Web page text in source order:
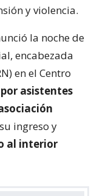
y violencia.
la noche de
encabezada
en el Centro
asistentes
ingreso y
al interior